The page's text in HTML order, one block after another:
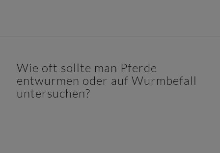
Wie oft sollte man Pferde
entwurmen oder auf Wurmbefall
untersuchen?